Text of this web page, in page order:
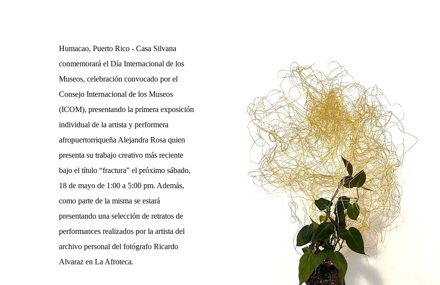
Humacao, Puerto Rico - Casa Silvana
conmemorará el Día Internacional de los
Museos, celebración convocado por el
Consejo Internacional de los Museos
(ICOM), presentando la primera exposición
individual de la artista y performera
afropuertorriqueña Alejandra Rosa quien
presenta su trabajo creativo más reciente
bajo el título “fractura” el próximo sábado,
18 de mayo de 1:00 a 5:00 pm. Además,
como parte de la misma se estará
presentando una selección de retratos de
performances realizados por la artista del
archivo personal del fotógrafo Ricardo
Alvaraz en La Afroteca.